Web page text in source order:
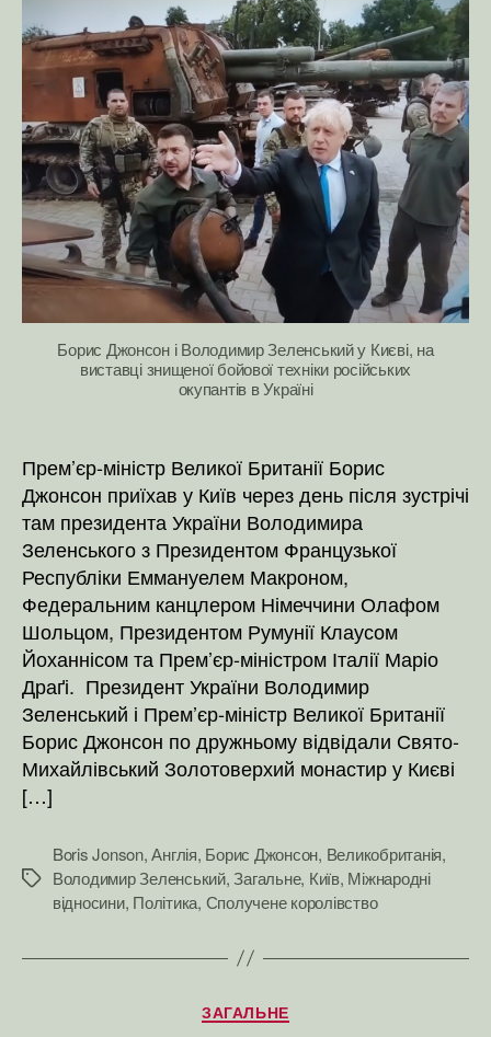
Борис Джонсон і Володимир Зеленський у Києві, на
виставці знищеної бойової техніки російських
окупантів в Україні
Прем’єр-міністр Великої Британії Борис
Джонсон приїхав у Київ через день після зустрічі
там президента України Володимира
Зеленського з Президентом Французької
Республіки Еммануелем Макроном,
Федеральним канцлером Німеччини Олафом
Шольцом, Президентом Румунії Клаусом
Йоханнісом та Прем’єр-міністром Італії Маріо
Драґі. Президент України Володимир
Зеленський і Прем’єр-міністр Великої Британії
Борис Джонсон по дружньому відвідали Свято-
Михайлівський Золотоверхий монастир у Києві
[…]
Позначки
Boris Jonson,Англія, Борис Джонсон, Великобританія,
Володимир Зеленський,Загальне, Київ, Міжнародні
відносини, Політика, Сполучене королівство
Категорії
ЗАГАЛЬНЕ